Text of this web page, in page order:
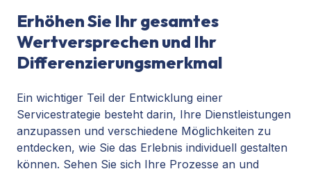
Erhöhen Sie Ihr gesamtes
Wertversprechen und Ihr
Differenzierungsmerkmal
Ein wichtiger Teil der Entwicklung einer
Servicestrategie besteht darin, Ihre Dienstleistungen
anzupassen und verschiedene Möglichkeiten zu
entdecken, wie Sie das Erlebnis individuell gestalten
können. Sehen Sie sich Ihre Prozesse an und